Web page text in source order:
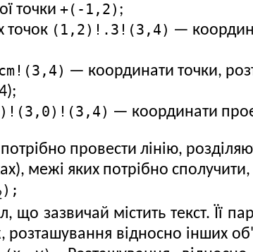
точки +(-1,2) ;
точок (1,2)!.3!(3,4) —
— координати точки,
— координати
провести лінію,
межі яких потрібно
);
що зазвичай містить текст. Її
відносно інших